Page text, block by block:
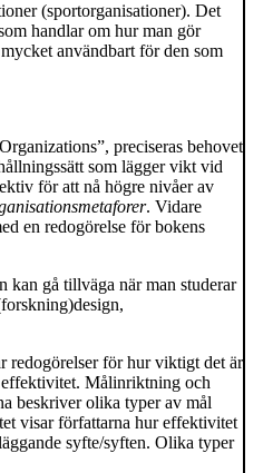
(sportorganisationer). Det
handlar om hur man gör
användbart för den som
preciseras behovet
som lägger vikt vid
för att nå högre nivåer av
. Vidare
en redogörelse för bokens
kan gå tillväga när man studerar
redogörelser för hur viktigt det är
effektivitet. Målinriktning och
beskriver olika typer av mål
visar författarna hur effektivitet
syfte/syften. Olika typer